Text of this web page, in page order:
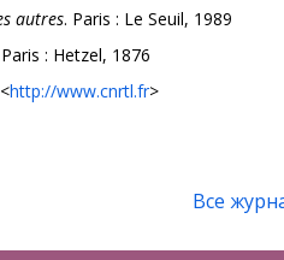
autres. Paris : Le Seuil, 1989
: Hetzel, 1876
http://www.cnrtl.fr>
Все